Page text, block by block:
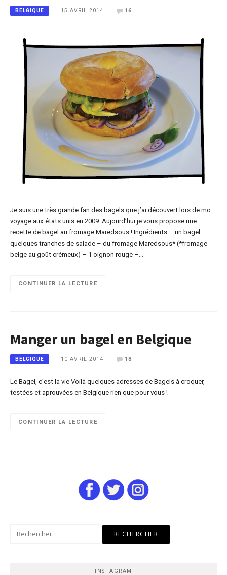
BELGIQUE 15 AVRIL 2014 16
Je suis une très grande fan des bagels que j’ai découvert lors de mo
voyage aux états unis en 2009. Aujourd’hui je vous propose une
recette de bagel au fromage Maredsous ! Ingrédients – un bagel –
quelques tranches de salade – du fromage Maredsous* (*fromage
belge au goût crémeux) – 1 oignon rouge –…
CONTINUER LA LECTURE
Manger un bagel en Belgique
BELGIQUE 10 AVRIL 2014 18
Le Bagel, c’est la vie Voilà quelques adresses de Bagels à croquer,
testées et aprouvées en Belgique rien que pour vous !
CONTINUER LA LECTURE
INSTAGRAM